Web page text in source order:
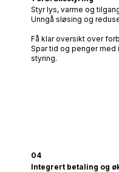
Styr lys, varme og
Unngå sløsing og
Få klar oversikt over
Spar tid og penger
styring.
04
Integrert betaling og